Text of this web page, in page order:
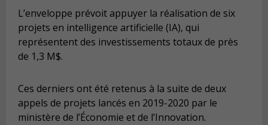
L’enveloppe prévoit appuyer la réalisation de six
projets en intelligence artificielle (IA), qui
représentent des investissements totaux de près
de 1,3 M$.
Ces derniers ont été retenus à la suite de deux
appels de projets lancés en 2019-2020 par le
ministère de l’Économie et de l’Innovation.